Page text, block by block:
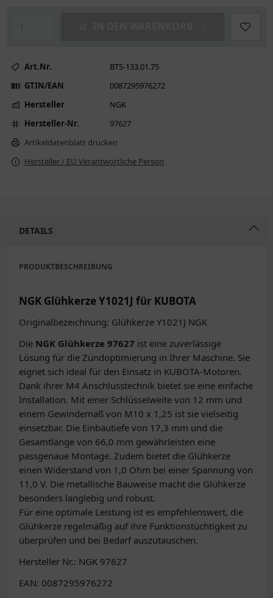
Art.Nr.
BTS-133.01.75
GTIN/EAN
0087295976272
Hersteller
NGK
Hersteller-Nr.
97627
Artikeldatenblatt drucken
Hersteller / EU Verantwortliche Person
DETAILS
PRODUKTBESCHREIBUNG
NGK Glühkerze Y1021J für KUBOTA
Originalbezeichnung: Glühkerze Y1021J NGK
Die NGK Glühkerze 97627 ist eine zuverlässige
Lösung für die Zündoptimierung in Ihrer Maschine. Sie
eignet sich ideal für den Einsatz in KUBOTA-Motoren.
Dank ihrer M4 Anschlusstechnik bietet sie eine einfache
Installation. Mit einer Schlüsselweite von 12 mm und
einem Gewindemaß von M10 x 1,25 ist sie vielseitig
einsetzbar. Die Einbautiefe von 17,3 mm und die
Gesamtlänge von 66,0 mm gewährleisten eine
passgenaue Montage. Zudem bietet die Glühkerze
einen Widerstand von 1,0 Ohm bei einer Spannung von
11,0 V. Die metallische Bauweise macht die Glühkerze
besonders langlebig und robust.
Für eine optimale Leistung ist es empfehlenswert, die
Glühkerze regelmäßig auf ihre Funktionstüchtigkeit zu
überprüfen und bei Bedarf auszutauschen.
Hersteller Nr.: NGK 97627
EAN: 0087295976272